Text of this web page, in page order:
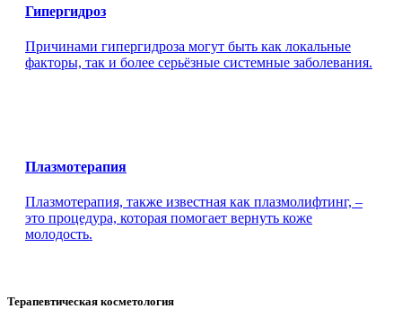
Гипергидроз
Причинами гипергидроза могут быть как локальные
факторы, так и более серьёзные системные заболевания.
Плазмотерапия
Плазмотерапия, также известная как плазмолифтинг, –
это процедура, которая помогает вернуть коже
молодость.
Терапевтическая косметология